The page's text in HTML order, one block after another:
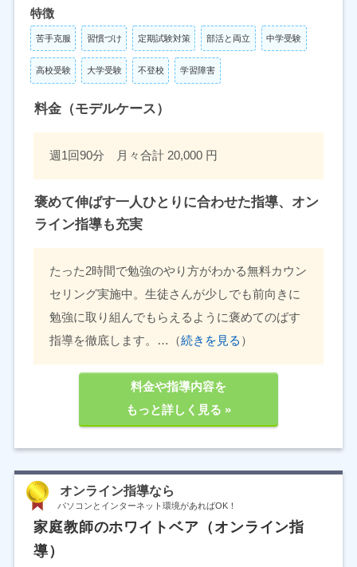
特徴
苦手克服 習慣づけ 定期試験対策 部活と両立 中学受験
高校受験 大学受験 不登校 学習障害
料金（モデルケース）
週1回90分 月々合計 20,000 円
褒めて伸ばす一人ひとりに合わせた指導、オン
ライン指導も充実
たった2時間で勉強のやり方がわかる無料カウン
セリング実施中。生徒さんが少しでも前向きに
勉強に取り組んでもらえるように褒めてのばす
指導を徹底します。…（続きを見る ）
料金や指導内容を
もっと詳しく見る »
オンライン指導なら
パソコンとインターネット環境があればOK！
家庭教師のホワイトベア（オンライン指
導）